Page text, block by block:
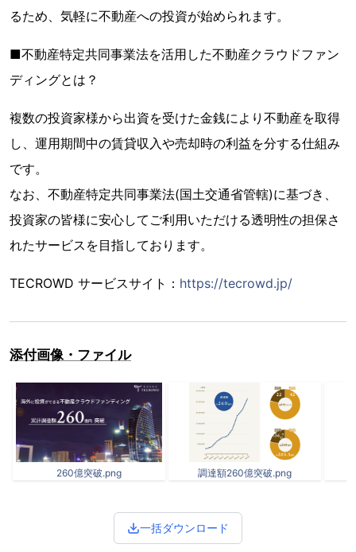
るため、気軽に不動産への投資が始められます。
■不動産特定共同事業法を活用した不動産クラウドファン
ディングとは？
複数の投資家様から出資を受けた金銭により不動産を取得
し、運用期間中の賃貸収入や売却時の利益を分する仕組み
です。
なお、不動産特定共同事業法(国土交通省管轄)に基づき、
投資家の皆様に安心してご利用いただける透明性の担保さ
れたサービスを目指しております。
TECROWD サービスサイト： https://tecrowd.jp/
添付画像・ファイル
260億突破.png 調達額260億突破.png
一括ダウンロード